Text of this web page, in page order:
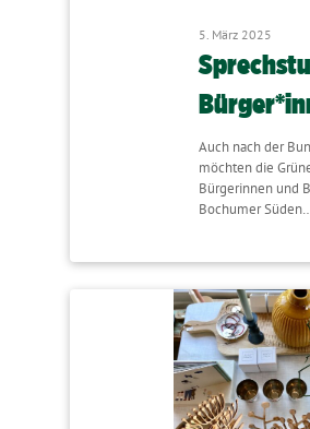
5. März 2025
Auch nach der
möchten die
Bürgerinnen und
Bochumer